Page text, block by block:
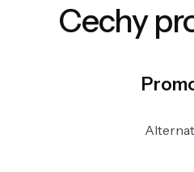
Cechy